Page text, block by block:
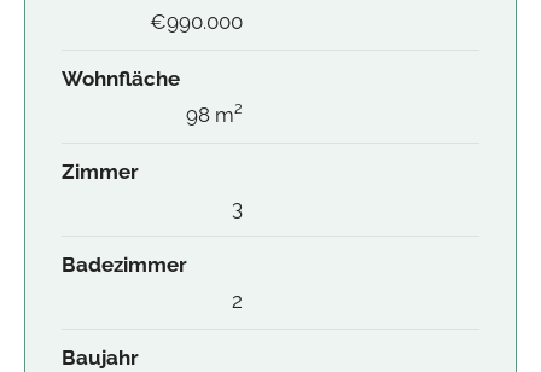
€990.000
Wohnfläche
98 m²
Zimmer
3
Badezimmer
2
Baujahr